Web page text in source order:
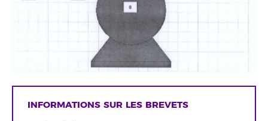
INFORMATIONS SUR LES BREVETS